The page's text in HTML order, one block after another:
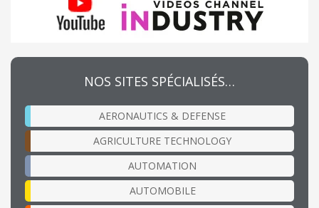
NOS SITES SPÉCIALISÉS…
AERONAUTICS & DEFENSE
AGRICULTURE TECHNOLOGY
AUTOMATION
AUTOMOBILE